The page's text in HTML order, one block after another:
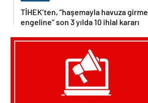
TİHEK’ten, “haşemayla havuza girme
engeline” son 3 yılda 10 ihlal kararı